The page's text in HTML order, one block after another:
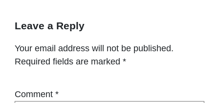
Leave a Reply
Your email address will not be published.
Required fields are marked *
Comment *